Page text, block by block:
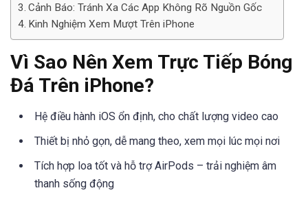
Cảnh Báo: Tránh Xa Các App Không Rõ Nguồn Gốc
Kinh Nghiệm Xem Mượt Trên iPhone
Vì Sao Nên Xem Trực Tiếp Bóng
Đá Trên iPhone?
Hệ điều hành iOS ổn định, cho chất lượng video cao
Thiết bị nhỏ gọn, dễ mang theo, xem mọi lúc mọi nơi
Tích hợp loa tốt và hỗ trợ AirPods – trải nghiệm âm
thanh sống động